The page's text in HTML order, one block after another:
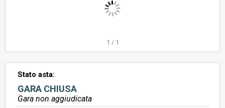
1 / 1
Stato asta:
GARA CHIUSA
Gara non aggiudicata